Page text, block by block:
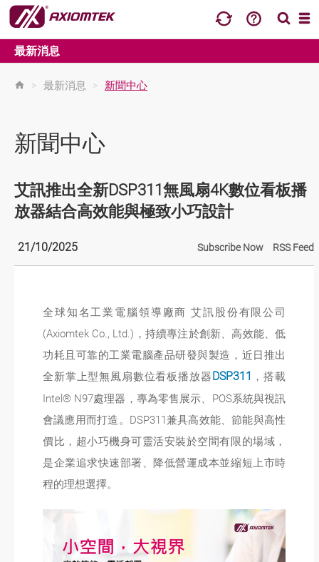
最新消息
> 最新消息 > 新聞中心
新聞中心
艾訊推出全新DSP311無風扇4K數位看板播
放器結合高效能與極致小巧設計
21/10/2025 Subscribe Now RSS Feed
全球知名工業電腦領導廠商 艾訊股份有限公司
(Axiomtek Co., Ltd.)，持續專注於創新、高效能、低
功耗且可靠的工業電腦產品研發與製造，近日推出
全新掌上型無風扇數位看板播放器 DSP311 ，搭載
Intel® N97處理器，專為零售展示、POS系統與視訊
會議應用而打造。DSP311兼具高效能、節能與高性
價比，超小巧機身可靈活安裝於空間有限的場域，
是企業追求快速部署、降低營運成本並縮短上市時
程的理想選擇。